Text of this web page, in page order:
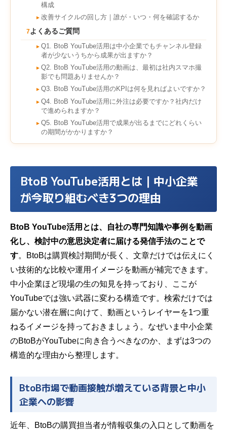
構成
► 改善サイクルの回し方｜誰が・いつ・何を確認するか
7よくあるご質問
► Q1. BtoB YouTube活用は中小企業でもチャンネル登録
者が少ないうちから成果が出ますか？
► Q2. BtoB YouTube活用の動画は、最初は社内スマホ撮
影でも問題ありませんか？
► Q3. BtoB YouTube活用のKPIは何を見ればよいですか？
► Q4. BtoB YouTube活用に外注は必要ですか？社内だけ
で進められますか？
► Q5. BtoB YouTube活用で成果が出るまでにどれくらい
の期間がかかりますか？
BtoB YouTube活用とは｜中小企業
が今取り組むべき3つの理由
BtoB YouTube活用とは、自社の専門知識や事例を動画
化し、検討中の意思決定者に届ける発信手法のことで
す。BtoBは購買検討期間が長く、文章だけでは伝えにく
い技術的な比較や運用イメージを動画が補完できます。
中小企業ほど現場の生の知見を持っており、ここが
YouTubeでは強い武器に変わる構造です。検索だけでは
届かない潜在層に向けて、動画というレイヤーを1つ重
ねるイメージを持っておきましょう。なぜいま中小企業
のBtoBがYouTubeに向き合うべきなのか、まずは3つの
構造的な理由から整理します。
BtoB市場で動画接触が増えている背景と中小
企業への影響
近年、BtoBの購買担当者が情報収集の入口として動画を